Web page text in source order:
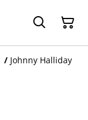
/ Johnny Halliday